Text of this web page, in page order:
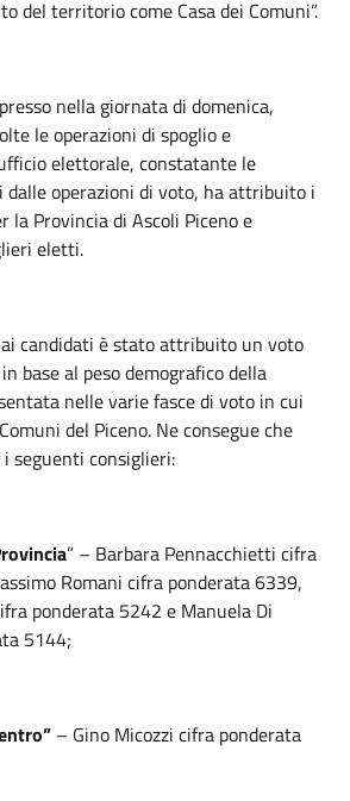
del territorio come Casa dei Comuni”.
nella giornata di domenica,
le operazioni di spoglio e
elettorale, constatante le
operazioni di voto, ha attribuito i
la Provincia di Ascoli Piceno e
eletti.
candidati è stato attribuito un voto
base al peso demografico della
nelle varie fasce di voto in cui
del Piceno. Ne consegue che
seguenti consiglieri:
” – Barbara Pennacchietti cifra
Romani cifra ponderata 6339,
ponderata 5242 e Manuela Di
5144;
– Gino Micozzi cifra ponderata